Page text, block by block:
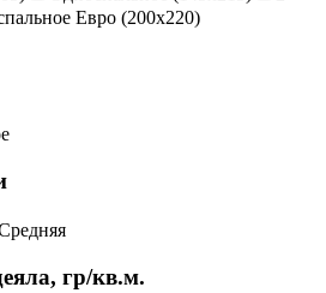
Евро (200х220)
гр/кв.м.